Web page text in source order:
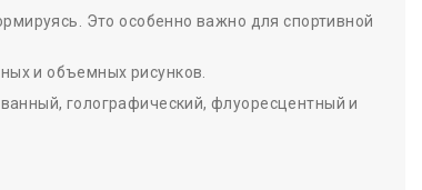
Это особенно важно для спортивной
и объемных рисунков.
голографический, флуоресцентный и